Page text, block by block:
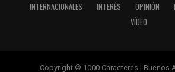
INTERNACIONALES
INTERÉS OPINIÓN
VÍDEO
Copyright © 1000 Caracteres | Buenos